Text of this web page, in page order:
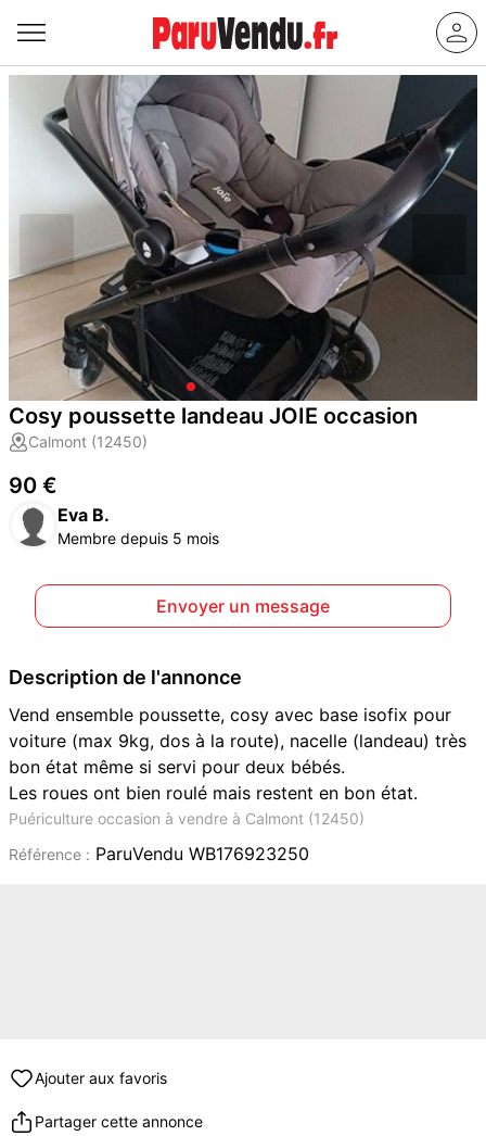
Cosy poussette landeau JOIE occasion
Calmont (12450)
90 €
Eva B.
Membre depuis 5 mois
Envoyer un message
Description de l'annonce
Vend ensemble poussette, cosy avec base isofix pour
voiture (max 9kg, dos à la route), nacelle (landeau) très
bon état même si servi pour deux bébés.
Les roues ont bien roulé mais restent en bon état.
Puériculture occasion à vendre à Calmont (12450)
Référence : ParuVendu WB176923250
Ajouter aux favoris
Partager cette annonce